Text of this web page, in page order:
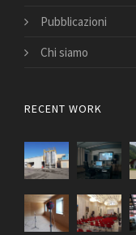
Pubblicazioni
Chi siamo
RECENT WORK